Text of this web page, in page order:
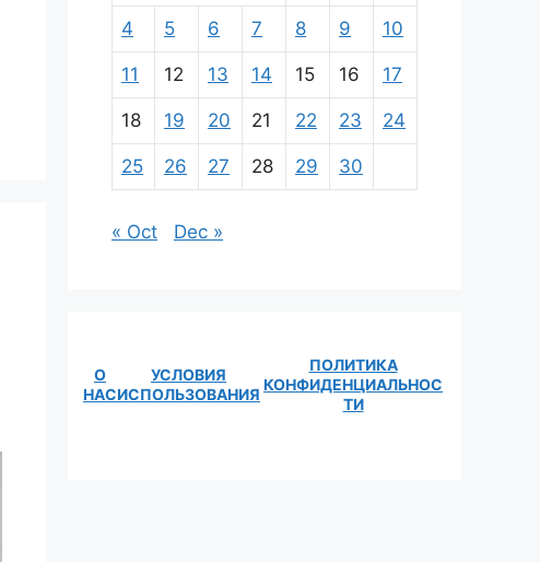
4 5 6 7 8 9 10
11 12 13 14 15 16 17
18 19 20 21 22 23 24
25 26 27 28 29 30
« Oct Dec »
О
НАС
УСЛОВИЯ
ИСПОЛЬЗОВАНИЯ
ПОЛИТИКА
КОНФИДЕНЦИАЛЬНОС
ТИ